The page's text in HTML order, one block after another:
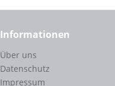
Informationen
Über uns
Datenschutz
Impressum